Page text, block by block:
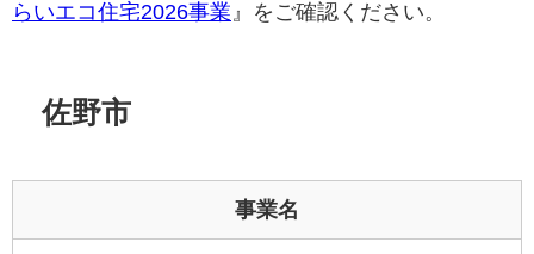
らいエコ住宅2026事業 』をご確認ください。
佐野市
事業名